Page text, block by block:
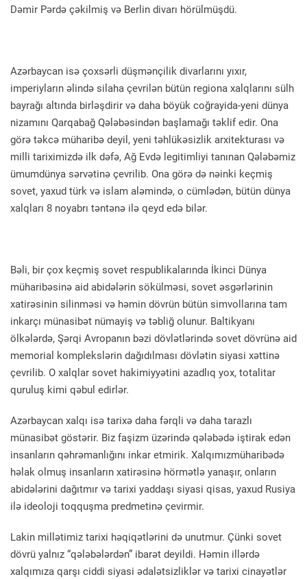
Dəmir Pərdə çəkilmiş və Berlin divarı hörülmüşdü.
Azərbaycan isə çoxsərli düşmənçilik divarlarını yıxır,
imperiyların əlində silaha çevrilən bütün regiona xalqlarını sülh
bayrağı altında birləşdirir və daha böyük coğrayida-yeni dünya
nizamını Qarqabağ Qələbəsindən başlamağı təklif edir. Ona
görə təkcə müharibə deyil, yeni təhlükəsizlik arxitekturası və
milli tariximizdə ilk dəfə, Ağ Evdə legitimliyi tanınan Qələbəmiz
ümumdünya sərvətinə çevrilib. Ona görə də nəinki keçmiş
sovet, yaxud türk və islam aləmində, o cümlədən, bütün dünya
xalqları 8 noyabrı təntənə ilə qeyd edə bilər.
Bəli, bir çox keçmiş sovet respublikalarında İkinci Dünya
müharibəsinə aid abidələrin sökülməsi, sovet əsgərlərinin
xatirəsinin silinməsi və həmin dövrün bütün simvollarına tam
inkarçı münasibət nümayiş və təbliğ olunur. Baltikyanı
ölkələrdə, Şərqi Avropanın bəzi dövlətlərində sovet dövrünə aid
memorial komplekslərin dağıdılması dövlətin siyasi xəttinə
çevrilib. O xalqlar sovet hakimiyyətini azadlıq yox, totalitar
quruluş kimi qəbul edirlər.
Azərbaycan xalqı isə tarixə daha fərqli və daha tarazlı
münasibət göstərir. Biz faşizm üzərində qələbədə iştirak edən
insanların qəhrəmanlığını inkar etmirik. Xalqımızmüharibədə
həlak olmuş insanların xatirəsinə hörmətlə yanaşır, onların
abidələrini dağıtmır və tarixi yaddaşı siyasi qisas, yaxud Rusiya
ilə ideoloji toqquşma predmetinə çevirmir.
Lakin millətimiz tarixi həqiqətlərini də unutmur. Çünki sovet
dövrü yalnız “qələbələrdən” ibarət deyildi. Həmin illərdə
xalqımıza qarşı ciddi siyasi ədalətsizliklər və tarixi cinayətlər